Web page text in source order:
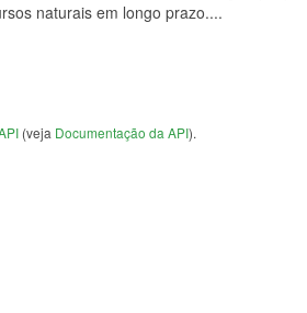
naturais em longo prazo....
(veja Documentação da API).